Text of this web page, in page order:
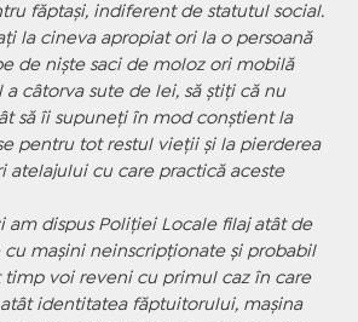
făptași, indiferent de statutul social.
la cineva apropiat ori la o persoană
de niște saci de moloz ori mobilă
câtorva sute de lei, să știți că nu
să îi supuneți în mod conștient la
pentru tot restul vieții și la pierderea
atelajului cu care practică aceste
am dispus Poliției Locale filaj atât de
cu mașini neinscripționate și probabil
timp voi reveni cu primul caz în care
identitatea făptuitorului, mașina